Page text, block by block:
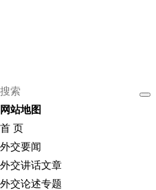
网站地图
首 页
外交要闻
外交讲话文章
外交论述专题